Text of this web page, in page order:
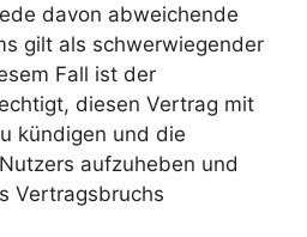
davon abweichende
gilt als schwerwiegender
Fall ist der
diesen Vertrag mit
kündigen und die
aufzuheben und
Vertragsbruchs